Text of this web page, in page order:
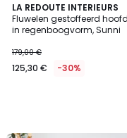
LA REDOUTE INTERIEURS
Fluwelen gestoffeerd
in regenboogvorm, Sunni
179,00 €
125,30 € -30%